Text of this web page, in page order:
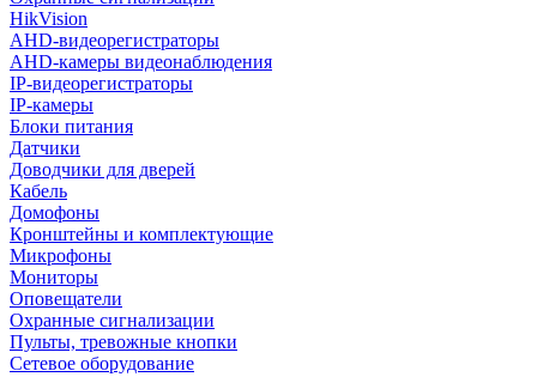
HikVision
AHD-видеорегистраторы
AHD-камеры видеонаблюдения
IP-видеорегистраторы
IP-камеры
Блоки питания
Датчики
Доводчики для дверей
Кабель
Домофоны
Кронштейны и комплектующие
Микрофоны
Мониторы
Оповещатели
Охранные сигнализации
Пульты, тревожные кнопки
Сетевое оборудование